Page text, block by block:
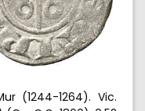
(1244-1264). Vic.